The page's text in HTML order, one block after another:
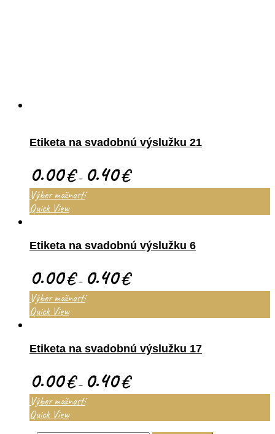
Etiketa na svadobnú výslužku 21
0.00€– 0.40€
Výber možností
Quick View
Etiketa na svadobnú výslužku 6
0.00€– 0.40€
Výber možností
Quick View
Etiketa na svadobnú výslužku 17
0.00€– 0.40€
Výber možností
Quick View